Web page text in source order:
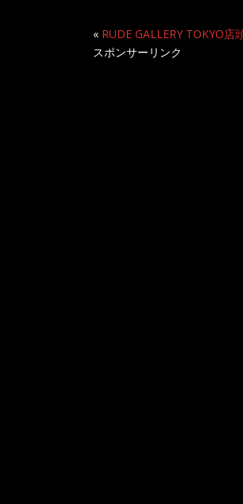
« RUDE GALLERY TOKYO
スポンサーリンク